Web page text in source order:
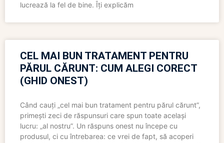
lucrează la fel de bine. Îți explicăm
CEL MAI BUN TRATAMENT PENTRU
PĂRUL CĂRUNT: CUM ALEGI CORECT
(GHID ONEST)
Când cauți „cel mai bun tratament pentru părul cărunt”,
primești zeci de răspunsuri care spun toate același
lucru: „al nostru”. Un răspuns onest nu începe cu
produsul, ci cu întrebarea: ce vrei de fapt, să acoperi